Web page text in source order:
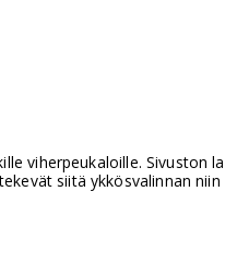
viherpeukaloille. Sivuston
siitä ykkösvalinnan niin